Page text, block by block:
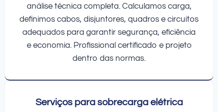
análise técnica completa. Calculamos carga,
definimos cabos, disjuntores, quadros e circuitos
adequados para garantir segurança, eficiência
e economia. Profissional certificado e projeto
dentro das normas.
Serviços para sobrecarga elétrica